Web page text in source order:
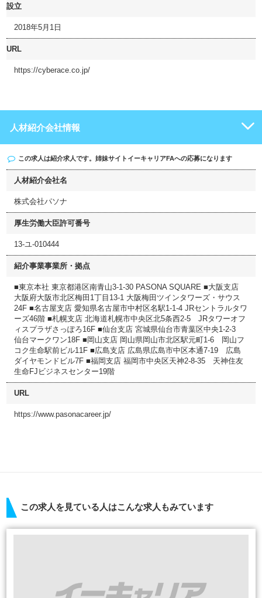
設立
2018年5月1日
URL
https://cyberace.co.jp/
人材紹介会社情報
この求人は紹介求人です。姉妹サイト イーキャリアFAへの応募になります
人材紹介会社名
株式会社パソナ
厚生労働大臣許可番号
13-ユ-010444
紹介事業事業所・拠点
■東京本社 東京都港区南青山3-1-30 PASONA SQUARE ■大阪支店
大阪府大阪市北区梅田1丁目13-1 大阪梅田ツインタワーズ・サウス
24F ■名古屋支店 愛知県名古屋市中村区名駅1-1-4 JRセントラルタワ
ーズ46階 ■札幌支店 北海道札幌市中央区北5条西2-5 JRタワーオフ
ィスプラザさっぽろ16F ■仙台支店 宮城県仙台市青葉区中央1-2-3
仙台マークワン18F ■岡山支店 岡山県岡山市北区駅元町1-6 岡山フ
コク生命駅前ビル11F ■広島支店 広島県広島市中区本通7-19 広島
ダイヤモンドビル7F ■福岡支店 福岡市中央区天神2-8-35 天神住友
生命FJビジネスセンター19階
URL
https://www.pasonacareer.jp/
この求人を見ている人はこんな求人もみています